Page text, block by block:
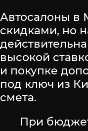
Автосалоны в
скидками, но
высокой
и покупке
под ключ из
смета.
При